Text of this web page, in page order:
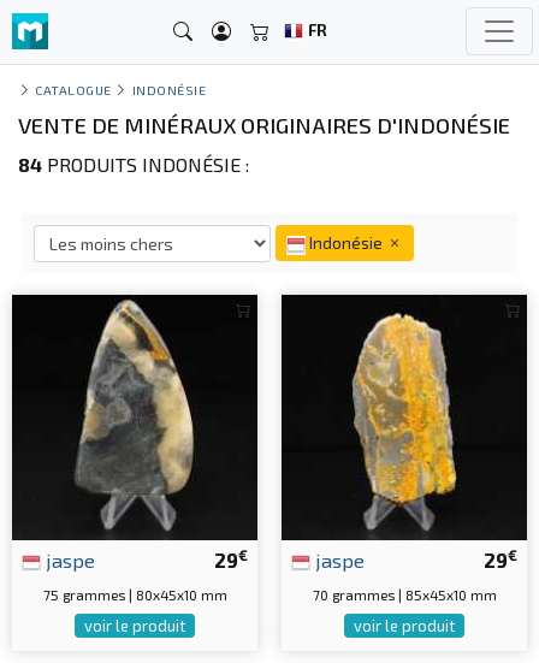
FR
CATALOGUE INDONÉSIE
VENTE DE MINÉRAUX ORIGINAIRES D'INDONÉSIE
84 PRODUITS INDONÉSIE :
Indonésie
29€
jaspe
75 grammes | 80x45x10 mm
voir le produit
29€
jaspe
70 grammes | 85x45x10 mm
voir le produit